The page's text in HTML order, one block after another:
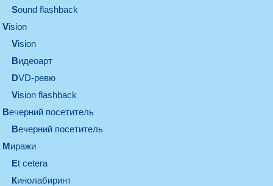
Sound flashback
vision
vision
видеоарт
DVD-ревю
Vision flashback
вечерний посетитель
вечерний посетитель
миражи
et cetera
кинолабиринт